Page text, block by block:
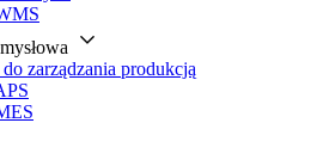
zarządzania produkcją